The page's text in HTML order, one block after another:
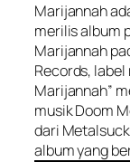
Marijannah
merilis album
Marijannah
Records, label
Marijannah”
musik Doom
dari
album yang